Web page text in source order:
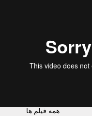
همه فیلم ها